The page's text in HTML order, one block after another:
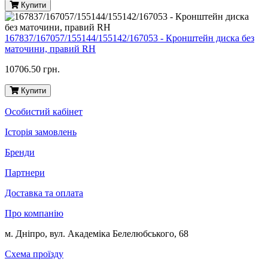
Купити
167837/167057/155144/155142/167053 - Кронштейн диска без
маточини, правий RH
10706.50 грн.
Купити
Особистий кабінет
Історія замовлень
Бренди
Партнери
Доставка та оплата
Про компанію
м. Дніпро, вул. Академіка Белелюбського, 68
Схема проїзду